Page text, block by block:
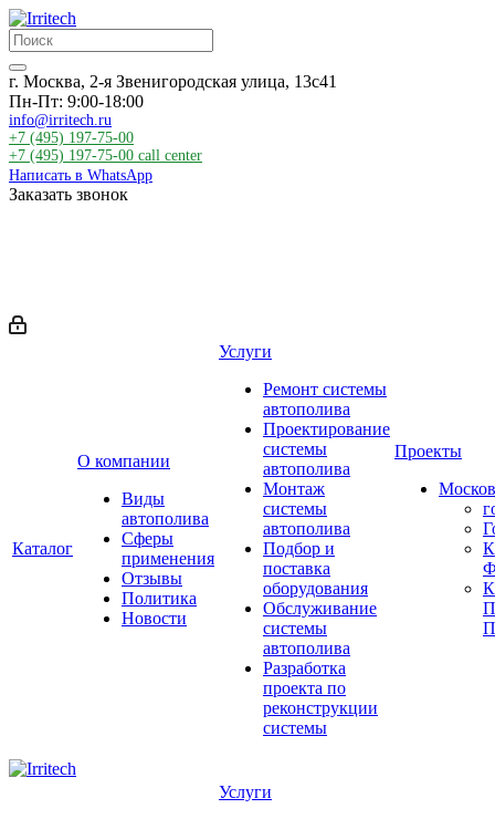
г. Москва, 2-я Звенигородская улица, 13с41
Пн-Пт: 9:00-18:00
info@irritech.ru
+7 (495) 197-75-00
+7 (495) 197-75-00 call center
Написать в WhatsApp
Заказать звонок
Каталог
О компании
Виды
автополива
Сферы
применения
Отзывы
Политика
Новости
Услуги
Ремонт системы
автополива
Проектирование
системы
автополива
Монтаж
системы
автополива
Подбор и
поставка
оборудования
Обслуживание
системы
автополива
Разработка
проекта по
реконструкции
системы
Проекты
Услуги